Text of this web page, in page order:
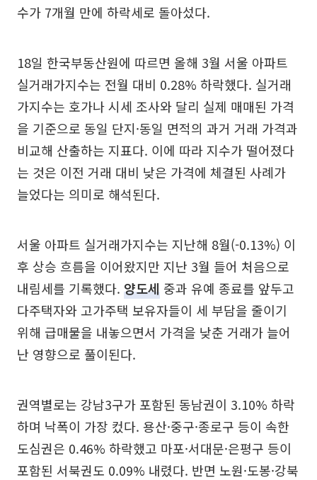
수가 7개월 만에 하락세로 돌아섰다.
18일 한국부동산원에 따르면 올해 3월 서울 아파트
실거래가지수는 전월 대비 0.28% 하락했다. 실거래
가지수는 호가나 시세 조사와 달리 실제 매매된 가격
을 기준으로 동일 단지·동일 면적의 과거 거래 가격과
비교해 산출하는 지표다. 이에 따라 지수가 떨어졌다
는 것은 이전 거래 대비 낮은 가격에 체결된 사례가
늘었다는 의미로 해석된다.
서울 아파트 실거래가지수는 지난해 8월(-0.13%) 이
후 상승 흐름을 이어왔지만 지난 3월 들어 처음으로
내림세를 기록했다. 양도세 중과 유예 종료를 앞두고
다주택자와 고가주택 보유자들이 세 부담을 줄이기
위해 급매물을 내놓으면서 가격을 낮춘 거래가 늘어
난 영향으로 풀이된다.
권역별로는 강남3구가 포함된 동남권이 3.10% 하락
하며 낙폭이 가장 컸다. 용산·중구·종로구 등이 속한
도심권은 0.46% 하락했고 마포·서대문·은평구 등이
포함된 서북권도 0.09% 내렸다. 반면 노원·도봉·강북